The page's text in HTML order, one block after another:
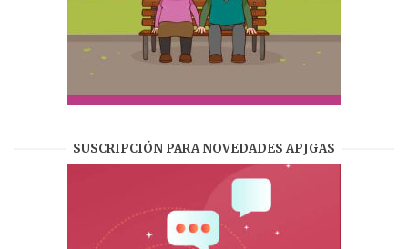
SUSCRIPCIÓN PARA NOVEDADES APJGAS